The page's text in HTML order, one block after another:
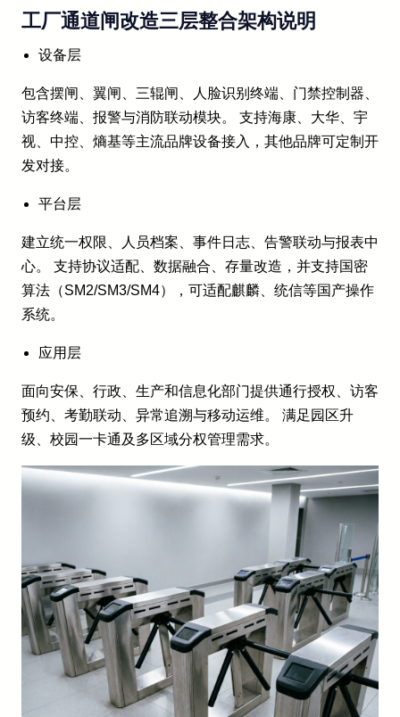
工厂通道闸改造三层整合架构说明
设备层
包含摆闸、翼闸、三辊闸、人脸识别终端、门禁控制器、
访客终端、报警与消防联动模块。 支持海康、大华、宇
视、中控、熵基等主流品牌设备接入，其他品牌可定制开
发对接。
平台层
建立统一权限、人员档案、事件日志、告警联动与报表中
心。 支持协议适配、数据融合、存量改造，并支持国密
算法（SM2/SM3/SM4），可适配麒麟、统信等国产操作
系统。
应用层
面向安保、行政、生产和信息化部门提供通行授权、访客
预约、考勤联动、异常追溯与移动运维。 满足园区升
级、校园一卡通及多区域分权管理需求。